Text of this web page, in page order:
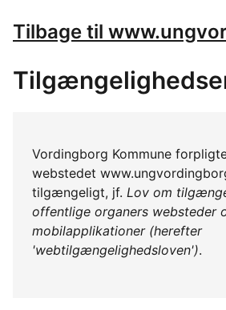
Tilbage til
Vordingborg Kommune
webstedet
tilgængeligt, jf. Lov om
offentlige organers websteder
mobilapplikationer (herefter
'webtilgængelighedsloven').